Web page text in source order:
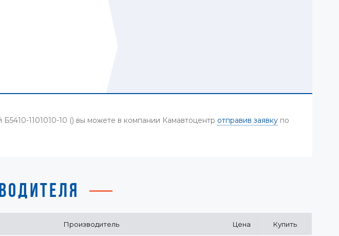
1101010-10 () вы можете в компании Камавтоцентр отправив заявку по
Производитель Цена Купить